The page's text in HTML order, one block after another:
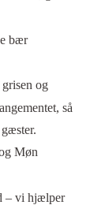
bær
og
så
Møn
– vi hjælper